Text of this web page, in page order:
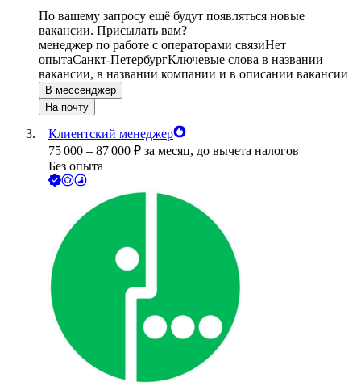
По вашему запросу ещё будут появляться новые
вакансии. Присылать вам?
менеджер по работе с операторами связиНет
опытаСанкт-ПетербургКлючевые слова в названии
вакансии, в названии компании и в описании вакансии
В мессенджер
На почту
Клиентский менеджер
75 000 – 87 000 ₽ за месяц, до вычета налогов
Без опыта